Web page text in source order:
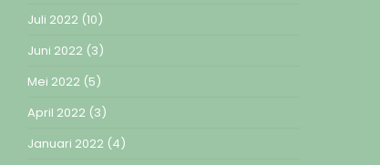
Juli 2022 (10)
Juni 2022 (3)
Mei 2022 (5)
April 2022 (3)
Januari 2022 (4)